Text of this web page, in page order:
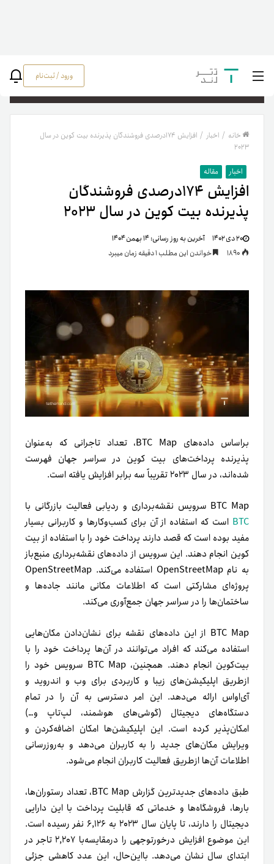
ورود / ثبت‌نام
خانه / اخبار /
افزایش ۱۷۴درصدی فروشندگان پذیرنده بیت کوین در سال
۲۰۲۳
اخبار مقاله
افزایش ۱۷۴درصدی فروشندگان
پذیرنده بیت کوین در سال ۲۰۲۳
۲۰ دی ۱۴۰۲ آخرین به روز رسانی:۱۴ بهمن ۱۴۰۴
خواندن این مطلب 1 دقیقه زمان میبرد
بر‌اساس داده‌های BTC Map، تعداد تاجرانی که به‌عنوان
پذیرنده پرداخت‌های بیت کوین در سراسر جهان فهرست
شده‌اند، در سال ۲۰۲۳ تقریباً سه برابر افزایش یافته است.
BTC Map سرویس نقشه‌برداری و ردیابی فعالیت بازرگانی با
BTC است که استفاده از آن برای کسب‌وکارها و کاربرانی بسیار
مفید بوده است که قصد دارند پرداخت خود را با استفاده از بیت
کوین انجام دهند. این سرویس از داده‌های نقشه‌برداری منبع‌باز
به نام OpenStreetMap استفاده می‌کند. OpenStreetMap
پروژه‌ای مشارکتی است که اطلاعات مکانی مانند جاده‌ها و
ساختمان‌ها را در سراسر جهان جمع‌آوری می‌کند.
BTC Map از این داده‌های نقشه برای نشان‌دادن مکان‌هایی
استفاده می‌کند که افراد می‌توانند در آن‌ها پرداخت خود را با
بیت‌کوین انجام دهند. همچنین، BTC Map سرویس خود را
از‌طریق اپلیکیشن‌های زیبا و کاربردی برای وب و اندروید و
آی‌اواس ارائه می‌دهد. این امر دسترسی به آن را در تمام
دستگاه‌های دیجیتال (گوشی‌های هوشمند، لپ‌تاپ و…)
امکان‌پذیر کرده است. این اپلیکیشن‌ها امکان اضافه‌کردن و
ویرایش مکان‌های جدید را به کاربران می‌دهد و به‌روزرسانی
اطلاعات آن‌ها ازطریق فعالیت کاربران انجام می‌شود.
طبق داده‌های جدیدترین گزارش BTC Map، تعداد رستوران‌ها،
بارها، فروشگاه‌ها و خدماتی که قابلیت پرداخت با این دارایی
دیجیتال را دارند، تا پایان سال ۲۰۲۳ به ۶,۱۲۶ نفر رسیده است.
این موضوع افزایش درخورتوجهی را درمقایسه‌با ۲,۲۰۷ تاجر در
ابتدای سال نشان می‌دهد. بااین‌حال، این عدد کاهشی جزئی